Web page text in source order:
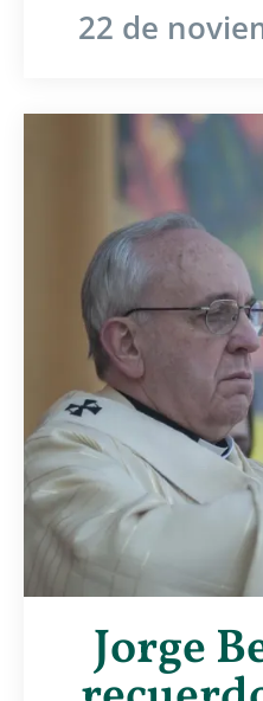
22 de
Jorge